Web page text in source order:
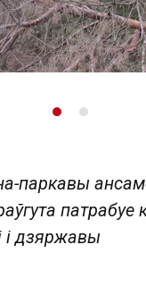
паркавы
патрабуе
і дзяржавы